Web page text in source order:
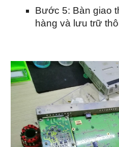
Bước 5: Bàn giao
hàng và lưu trữ